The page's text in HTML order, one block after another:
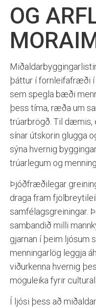
OG
þáttur í fornleifafræði í
sem spegla bæði
þess tíma, ræða um
trúarbrögð. Til
sínar útskorin glugga
sýna hvernig
trúarlegum og
Þjóðfræðilegar
draga fram
samfélagsgreiningar.
sambandið milli
gjarnan í þeim ljósum
menningarlög leggja
viðurkenna hvernig
möguleika fyrir
Í ljósi þess að